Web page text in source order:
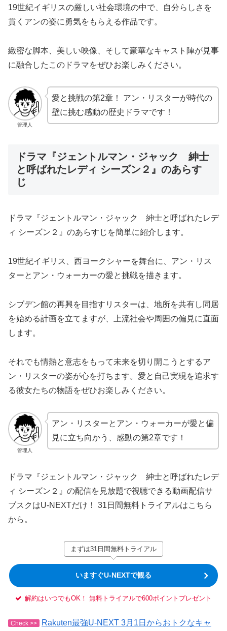
19世紀イギリスの厳しい社会環境の中で、自分らしさを
貫くアンの姿に勇気をもらえる作品です。
緻密な脚本、美しい映像、そして豪華なキャスト陣が見事
に融合したこのドラマをぜひお楽しみください。
管理人
愛と挑戦の第2章！ アン・リスターが時代の
壁に挑む感動の歴史ドラマです！
ドラマ『ジェントルマン・ジャック 紳士
と呼ばれたレディ シーズン２』のあらす
じ
ドラマ『ジェントルマン・ジャック 紳士と呼ばれたレデ
ィ シーズン２』のあらすじを簡単に紹介します。
19世紀イギリス、西ヨークシャーを舞台に、アン・リス
ターとアン・ウォーカーの愛と挑戦を描きます。
シブデン館の再興を目指すリスターは、地所を共有し同居
を始める計画を立てますが、上流社会や周囲の偏見に直面
します。
それでも情熱と意志をもって未来を切り開こうとするア
ン・リスターの姿が心を打ちます。愛と自己実現を追求す
る彼女たちの物語をぜひお楽しみください。
管理人
アン・リスターとアン・ウォーカーが愛と偏
見に立ち向かう、感動の第2章です！
ドラマ『ジェントルマン・ジャック 紳士と呼ばれたレデ
ィ シーズン２』の配信を見放題で視聴できる動画配信サ
ブスクはU-NEXTだけ！ 31日間無料トライアルはこちら
から。
まずは31日間無料トライアル
いますぐU-NEXTで観る
解約はいつでもOK！ 無料トライアルで600ポイントプレゼント
Check >>
Rakuten最強U-NEXT 3月1日からおトクなキャ